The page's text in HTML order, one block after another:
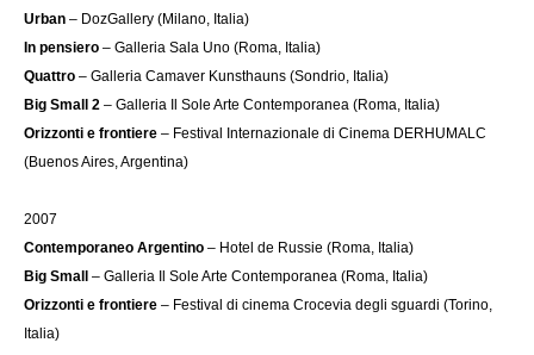
Urban – DozGallery (Milano, Italia)
In pensiero – Galleria Sala Uno (Roma, Italia)
Quattro – Galleria Camaver Kunsthauns (Sondrio, Italia)
Big Small 2 – Galleria Il Sole Arte Contemporanea (Roma, Italia)
Orizzonti e frontiere – Festival Internazionale di Cinema DERHUMALC
(Buenos Aires, Argentina)
2007
Contemporaneo Argentino – Hotel de Russie (Roma, Italia)
Big Small – Galleria Il Sole Arte Contemporanea (Roma, Italia)
Orizzonti e frontiere – Festival di cinema Crocevia degli sguardi (Torino,
Italia)